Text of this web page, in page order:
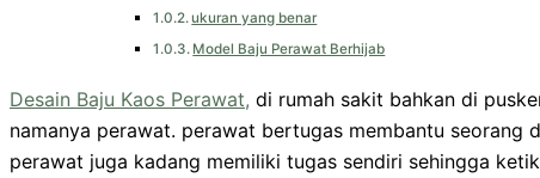
ukuran yang benar
Model Baju Perawat Berhijab
Desain Baju Kaos Perawat, di rumah sakit bahkan di
namanya perawat. perawat bertugas membantu seorang
perawat juga kadang memiliki tugas sendiri sehingga